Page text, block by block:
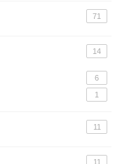
71
14
6
1
11
11